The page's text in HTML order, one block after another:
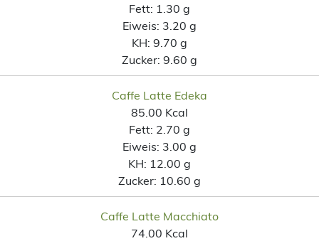
Fett: 1.30 g
Eiweis: 3.20 g
KH: 9.70 g
Zucker: 9.60 g
Caffe Latte Edeka
85.00 Kcal
Fett: 2.70 g
Eiweis: 3.00 g
KH: 12.00 g
Zucker: 10.60 g
Caffe Latte Macchiato
74.00 Kcal